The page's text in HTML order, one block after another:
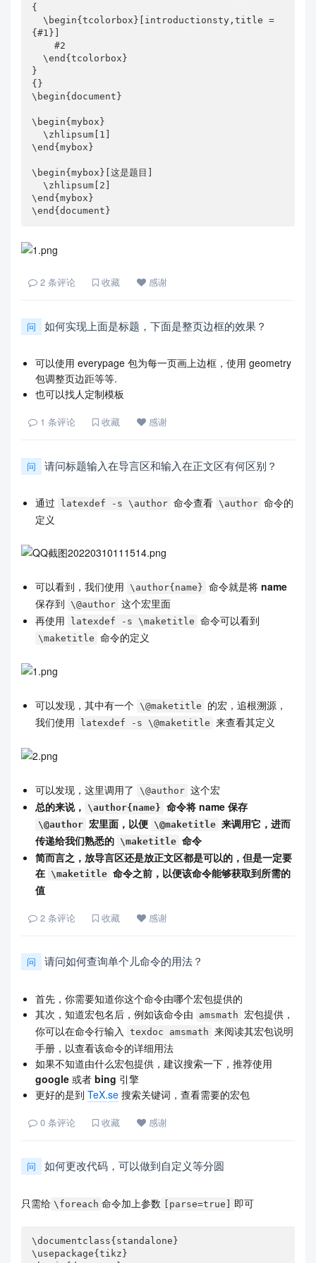
{
  \begin{tcolorbox}[introductionsty,title =
{#1}]
    #2
  \end{tcolorbox}
}
{}
\begin{document}
\begin{mybox}
  \zhlipsum[1]
\end{mybox}
\begin{mybox}[这是题目]
  \zhlipsum[2]
\end{mybox}
\end{document}
2 条评论 收藏 感谢
问 如何实现上面是标题，下面是整页边框的效果？
可以使用 everypage 包为每一页画上边框，使用 geometry
包调整页边距等等.
也可以找人定制模板
1 条评论 收藏 感谢
问 请问标题输入在导言区和输入在正文区有何区别？
通过 latexdef -s \author 命令查看 \author 命令的
定义
可以看到，我们使用 \author{name} 命令就是将 name
保存到 \@author 这个宏里面
再使用
latexdef -s \maketitle 命令可以看到
\maketitle 命令的定义
可以发现，其中有一个 \@maketitle
的宏，追根溯源，
我们使用
latexdef -s \@maketitle 来查看其定义
可以发现，这里调用了 \@author 这个宏
总的来说，
\author{name} 命令将 name 保存
\@author 宏里面，以便 \@maketitle 来调用它，进而
传递给我们熟悉的 \maketitle 命令
简而言之，放导言区还是放正文区都是可以的，但是一定要
在 \maketitle 命令之前，以便该命令能够获取到所需的
值
2 条评论 收藏 感谢
问 请问如何查询单个儿命令的用法？
首先，你需要知道你这个命令由哪个宏包提供的
其次，知道宏包名后，例如该命令由
amsmath
宏包提供，
你可以在命令行输入
texdoc amsmath 来阅读其宏包说明
手册，以查看该命令的详细用法
如果不知道由什么宏包提供，建议搜索一下，推荐使用
google或者 bing 引擎
更好的是到 TeX.se搜索关键词，查看需要的宏包
0 条评论 收藏 感谢
问 如何更改代码，可以做到自定义等分圆
只需给 \foreach 命令加上参数 [parse=true] 即可
\documentclass{standalone}
\usepackage{tikz}